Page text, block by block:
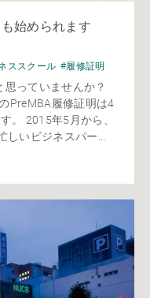
始められます
ススクール #履修証明
っていませんか？
PreMBA履修証明は4
。 2015年5月から、
いビジネスパー...